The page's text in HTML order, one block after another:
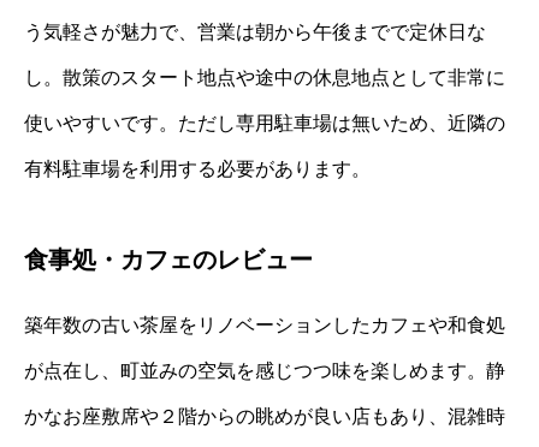
う気軽さが魅力で、営業は朝から午後までで定休日な
し。散策のスタート地点や途中の休息地点として非常に
使いやすいです。ただし専用駐車場は無いため、近隣の
有料駐車場を利用する必要があります。
食事処・カフェのレビュー
築年数の古い茶屋をリノベーションしたカフェや和食処
が点在し、町並みの空気を感じつつ味を楽しめます。静
かなお座敷席や２階からの眺めが良い店もあり、混雑時